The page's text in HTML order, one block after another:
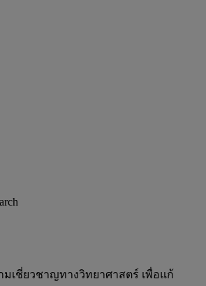
มเชี่ยวชาญทางวิทยาศาสตร์ เพื่อแก้